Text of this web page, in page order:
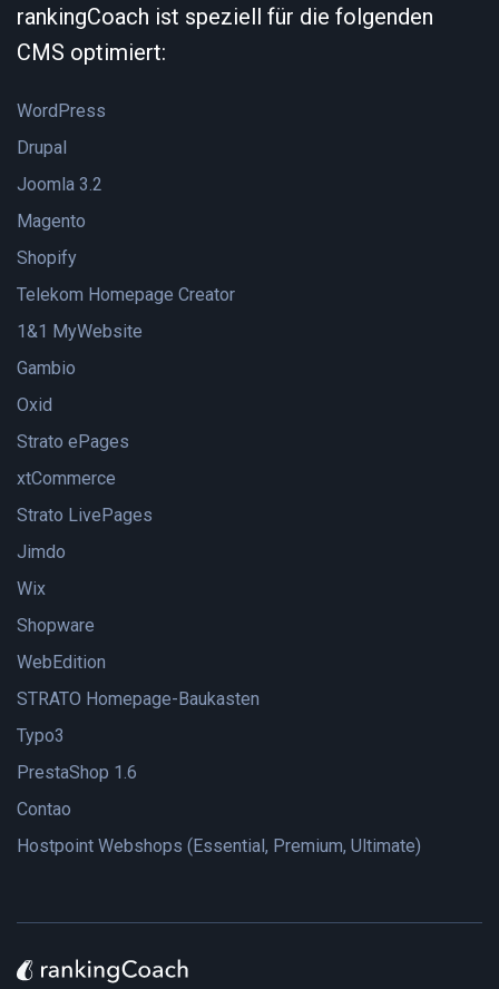
rankingCoach ist speziell für die folgenden
CMS optimiert:
WordPress
Drupal
Joomla 3.2
Magento
Shopify
Telekom Homepage Creator
1&1 MyWebsite
Gambio
Oxid
Strato ePages
xtCommerce
Strato LivePages
Jimdo
Wix
Shopware
WebEdition
STRATO Homepage-Baukasten
Typo3
PrestaShop 1.6
Contao
Hostpoint Webshops (Essential, Premium, Ultimate)